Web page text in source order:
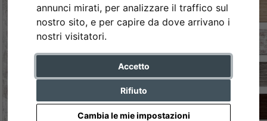
annunci mirati, per analizzare il traffico sul
nostro sito, e per capire da dove arrivano i
nostri visitatori.
Accetto
Rifiuto
Cambia le mie impostazioni
Indietro